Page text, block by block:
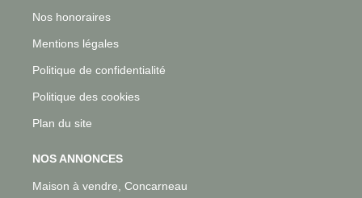
Nos honoraires
Mentions légales
Politique de confidentialité
Politique des cookies
Plan du site
NOS ANNONCES
Maison à vendre, Concarneau